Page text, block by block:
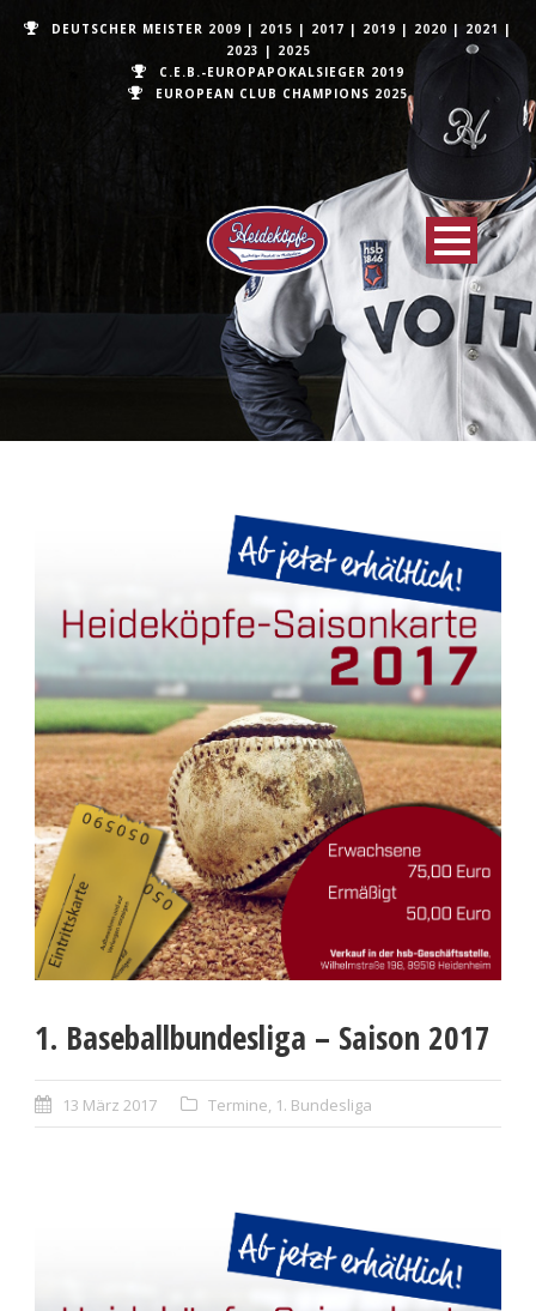
DEUTSCHER MEISTER 2009 | 2015 | 2017 | 2019 | 2020 | 2021 |
2023 | 2025
C.E.B.-EUROPAPOKALSIEGER 2019
EUROPEAN CLUB CHAMPIONS 2025
1. Baseballbundesliga – Saison 2017
13 März 2017 Termine, 1. Bundesliga